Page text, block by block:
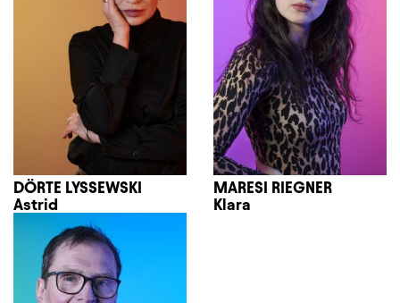
DÖRTE LYSSEWSKI
Astrid
MARESI RIEGNER
Klara